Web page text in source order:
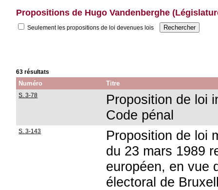
Propositions de Hugo Vandenberghe
Seulement les propositions de loi devenues lois
63 résultats
Numéro Titre
S. 3-78
Proposition de loi
Code pénal
S. 3-143
Proposition de loi
du 23 mars 1989
européen, en vue
électoral de